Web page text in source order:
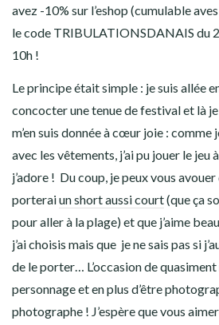
avez -10% sur l’eshop (cumulable
le code TRIBULATIONSDANAIS du
10h !
Le principe était simple : je suis allée
concocter une tenue de festival et là
m’en suis donnée à cœur joie : comme
avec les vêtements, j’ai pu jouer le jeu
j’adore ! Du coup, je peux vous
porteraiun short aussi court(que ça
pour aller à la plage) et que j’aime
j’ai choisis mais que je ne sais pas si
de le porter… L’occasion de
personnage et en plus d’être
photographe ! J’espère que vous